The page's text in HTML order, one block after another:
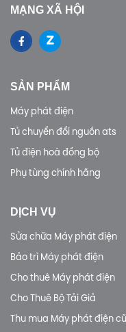
MẠNG XÃ HỘI
SẢN PHẨM
Máy phát điện
Tủ chuyển đổi nguồn ats
Tủ điện hoà đồng bộ
Phụ tùng chính hãng
DỊCH VỤ
Sửa chữa Máy phát điện
Bảo trì Máy phát điện
Cho thuê Máy phát điện
Cho Thuê Bộ Tải Giả
Thu mua Máy phát điện cũ